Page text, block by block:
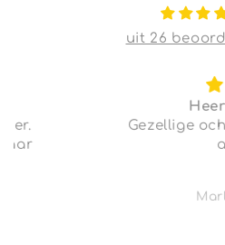
uit 26
Heerlijke
Gezellige ochtend
Marlijn